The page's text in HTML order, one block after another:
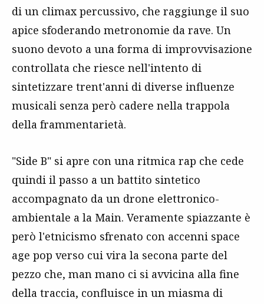
di un climax percussivo, che raggiunge il suo
apice sfoderando metronomie da rave. Un
suono devoto a una forma di improvvisazione
controllata che riesce nell'intento di
sintetizzare trent'anni di diverse influenze
musicali senza però cadere nella trappola
della frammentarietà.
"Side B" si apre con una ritmica rap che cede
quindi il passo a un battito sintetico
accompagnato da un drone elettronico-
ambientale a la Main. Veramente spiazzante è
però l'etnicismo sfrenato con accenni space
age pop verso cui vira la secona parte del
pezzo che, man mano ci si avvicina alla fine
della traccia, confluisce in un miasma di